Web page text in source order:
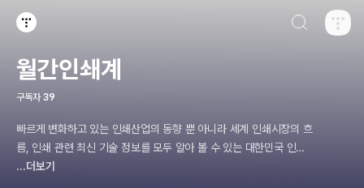
월간인쇄계
구독자 39
빠르게 변화하고 있는 인쇄산업의 동향 뿐 아니라 세계 인쇄시장의 흐
름, 인쇄 관련 최신 기술 정보를 모두 알아 볼 수 있는 대한민국 인쇄
산업의 리딩 매거진!
...더보기